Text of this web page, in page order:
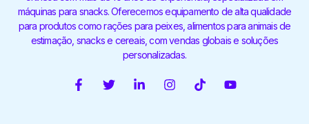
máquinas para snacks. Oferecemos equipamento de alta qualidade
para produtos como rações para peixes, alimentos para animais de
estimação, snacks e cereais, com vendas globais e soluções
personalizadas.
F
T
L
I
T
Y